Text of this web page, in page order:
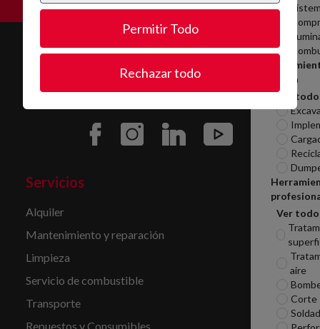
tierra
Ver todo
Ver todo
aire
Corte
Servicios
Alquiler
Mantenimiento y reparación
Limpieza
Servicio de combustible
Transporte
Repuestos y Consumibles
Permitir Todo
Rechazar todo